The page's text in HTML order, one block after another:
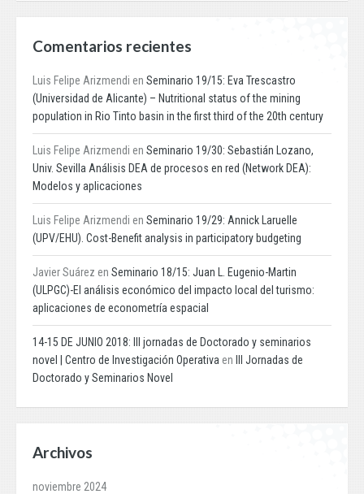
Comentarios recientes
Luis Felipe Arizmendi en Seminario 19/15: Eva Trescastro
(Universidad de Alicante) – Nutritional status of the mining
population in Rio Tinto basin in the first third of the 20th century
Luis Felipe Arizmendi en Seminario 19/30: Sebastián Lozano,
Univ. Sevilla Análisis DEA de procesos en red (Network DEA):
Modelos y aplicaciones
Luis Felipe Arizmendi en Seminario 19/29: Annick Laruelle
(UPV/EHU). Cost-Benefit analysis in participatory budgeting
Javier Suárez en Seminario 18/15: Juan L. Eugenio-Martin
(ULPGC)-El análisis económico del impacto local del turismo:
aplicaciones de econometría espacial
14-15 DE JUNIO 2018: III jornadas de Doctorado y seminarios
novel | Centro de Investigación Operativa en III Jornadas de
Doctorado y Seminarios Novel
Archivos
noviembre 2024